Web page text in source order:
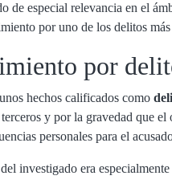
de especial relevancia en el
por uno de los delitos
por
hechos calificados como
y por la gravedad que
personales para el
investigado era